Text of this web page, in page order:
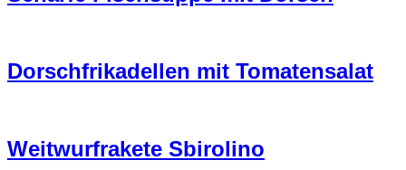
Dorschfrikadellen mit Tomatensalat
Weitwurfrakete Sbirolino